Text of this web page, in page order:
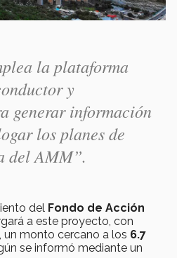
la plataforma
y
generar información
los planes de
del AMM”.
del Fondo de Acción
a este proyecto, con
, un monto cercano a los 6.7
se informó mediante un